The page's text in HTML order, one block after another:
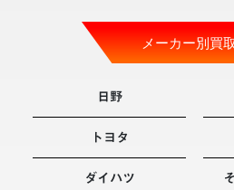
メーカー別買
日野
トヨタ
ダイハツ